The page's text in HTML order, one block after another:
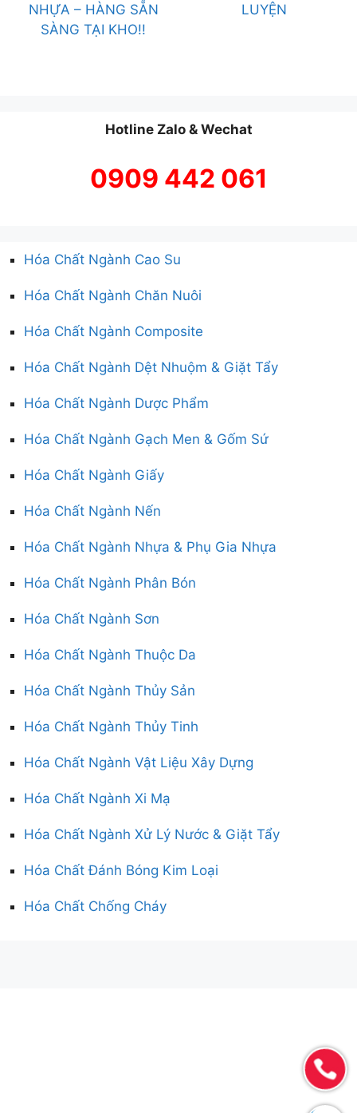
NHỰA – HÀNG SẴN
SÀNG TẠI KHO!!
LUYỆN
Hotline Zalo & Wechat
0909 442 061
Hóa Chất Ngành Cao Su
Hóa Chất Ngành Chăn Nuôi
Hóa Chất Ngành Composite
Hóa Chất Ngành Dệt Nhuộm & Giặt Tẩy
Hóa Chất Ngành Dược Phẩm
Hóa Chất Ngành Gạch Men & Gốm Sứ
Hóa Chất Ngành Giấy
Hóa Chất Ngành Nến
Hóa Chất Ngành Nhựa & Phụ Gia Nhựa
Hóa Chất Ngành Phân Bón
Hóa Chất Ngành Sơn
Hóa Chất Ngành Thuộc Da
Hóa Chất Ngành Thủy Sản
Hóa Chất Ngành Thủy Tinh
Hóa Chất Ngành Vật Liệu Xây Dựng
Hóa Chất Ngành Xi Mạ
Hóa Chất Ngành Xử Lý Nước & Giặt Tẩy
Hóa Chất Đánh Bóng Kim Loại
Hóa Chất Chống Cháy